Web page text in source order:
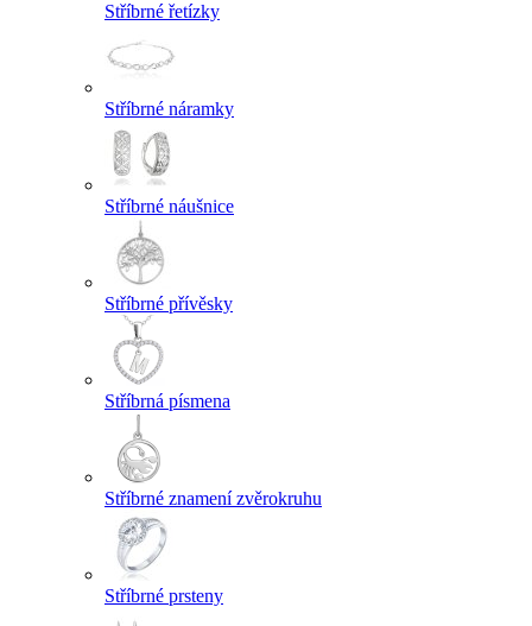
Stříbrné řetízky
Stříbrné náramky
Stříbrné náušnice
Stříbrné přívěsky
Stříbrná písmena
Stříbrné znamení zvěrokruhu
Stříbrné prsteny